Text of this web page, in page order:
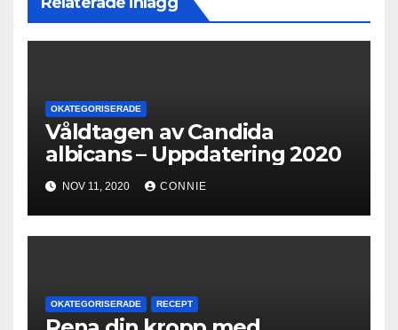
OKATEGORISERADE
Våldtagen av Candida
albicans – Uppdatering 2020
NOV 11, 2020 CONNIE
OKATEGORISERADE RECEPT